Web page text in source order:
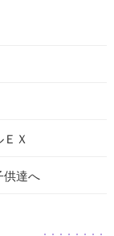
Ｘ
供達へ